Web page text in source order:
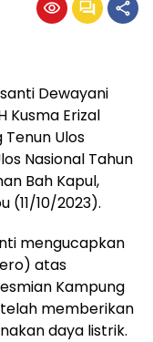
Dewayani
Kusma Erizal
Ulos
Nasional Tahun
Bah Kapul,
(11/10/2023).
mengucapkan
atas
Kampung
telah memberikan
daya listrik.